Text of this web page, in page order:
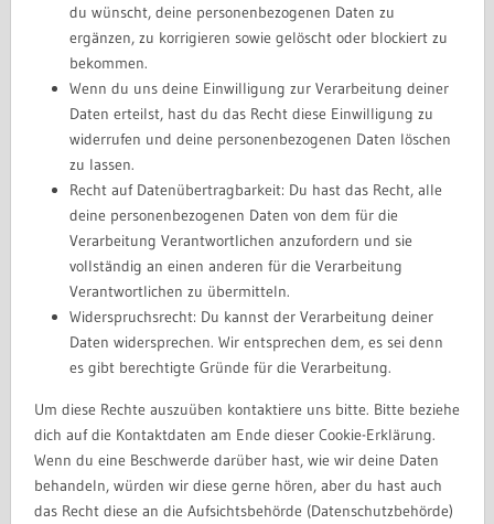
du wünscht, deine personenbezogenen Daten zu
ergänzen, zu korrigieren sowie gelöscht oder blockiert zu
bekommen.
Wenn du uns deine Einwilligung zur Verarbeitung deiner
Daten erteilst, hast du das Recht diese Einwilligung zu
widerrufen und deine personenbezogenen Daten löschen
zu lassen.
Recht auf Datenübertragbarkeit: Du hast das Recht, alle
deine personenbezogenen Daten von dem für die
Verarbeitung Verantwortlichen anzufordern und sie
vollständig an einen anderen für die Verarbeitung
Verantwortlichen zu übermitteln.
Widerspruchsrecht: Du kannst der Verarbeitung deiner
Daten widersprechen. Wir entsprechen dem, es sei denn
es gibt berechtigte Gründe für die Verarbeitung.
Um diese Rechte auszuüben kontaktiere uns bitte. Bitte beziehe
dich auf die Kontaktdaten am Ende dieser Cookie-Erklärung.
Wenn du eine Beschwerde darüber hast, wie wir deine Daten
behandeln, würden wir diese gerne hören, aber du hast auch
das Recht diese an die Aufsichtsbehörde (Datenschutzbehörde)